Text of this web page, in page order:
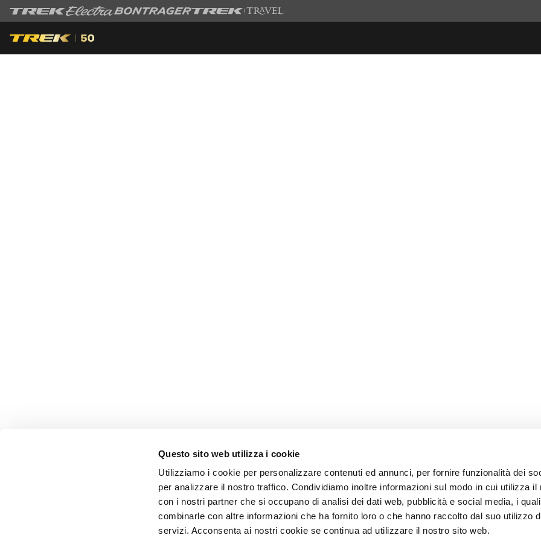
Questo sito web utilizza i cookie
Utilizziamo i cookie per personalizzare contenuti ed annunci, per fornire funzionalità dei
per analizzare il nostro traffico. Condividiamo inoltre informazioni sul modo in cui utilizza il
con i nostri partner che si occupano di analisi dei dati web, pubblicità e social media, i
combinarle con altre informazioni che ha fornito loro o che hanno raccolto dal suo utilizzo
servizi. Acconsenta ai nostri cookie se continua ad utilizzare il nostro sito web.